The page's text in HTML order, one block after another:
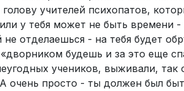
учителей психопатов,
у тебя может не быть времени -
отделаешься - на тебя будет
будешь и за это еще
учеников, выживали, так
просто - ты должен был